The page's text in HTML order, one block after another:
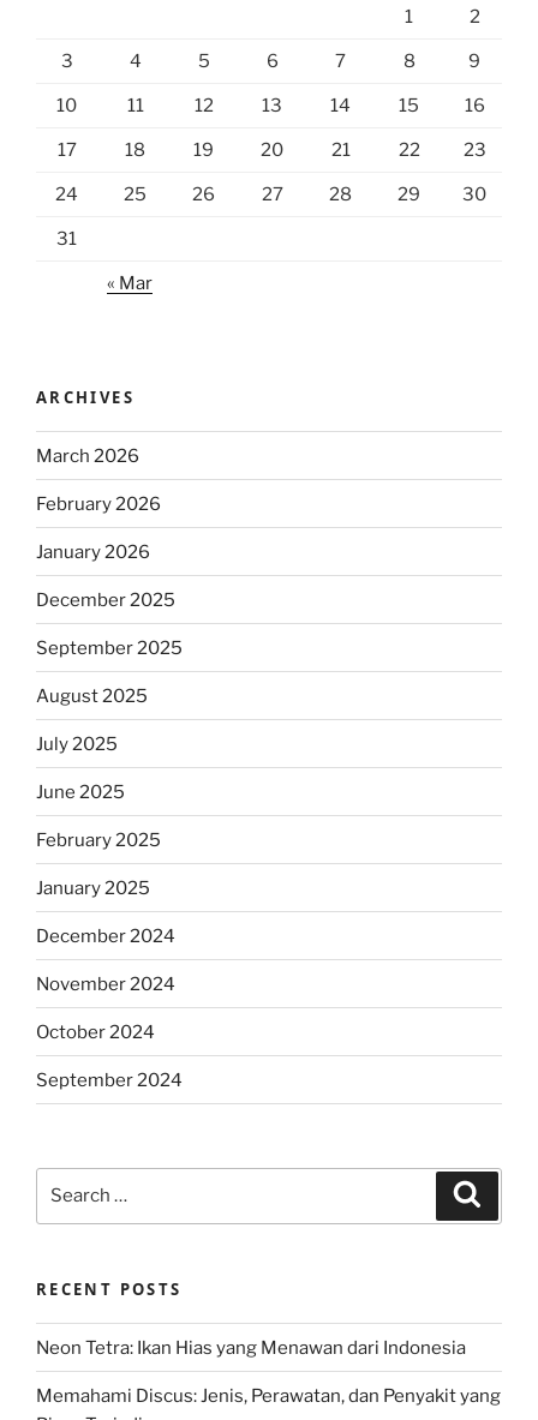
1 2
3 4 5 6 7 8 9
10 11 12 13 14 15 16
17 18 19 20 21 22 23
24 25 26 27 28 29 30
31
« Mar
ARCHIVES
March 2026
February 2026
January 2026
December 2025
September 2025
August 2025
July 2025
June 2025
February 2025
January 2025
December 2024
November 2024
October 2024
September 2024
RECENT POSTS
Neon Tetra: Ikan Hias yang Menawan dari Indonesia
Memahami Discus: Jenis, Perawatan, dan Penyakit yang